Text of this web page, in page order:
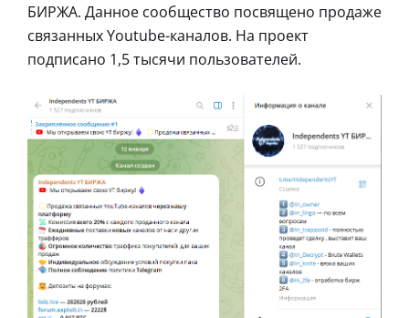
БИРЖА. Данное сообщество посвящено продаже
связанных Youtube-каналов. На проект
подписано 1,5 тысячи пользователей.